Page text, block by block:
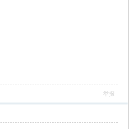
举报